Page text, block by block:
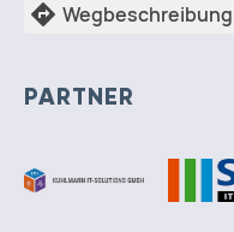
Wegbeschreibung
PARTNER